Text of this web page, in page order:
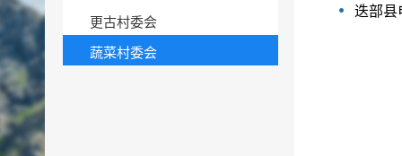
更古村委会
蔬菜村委会
迭部县